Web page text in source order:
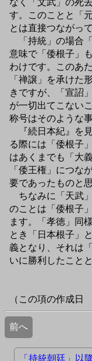
す。このことと「
とは直接つながっ
「持統」の場合
意味で「倭根子」
わけです。このあ
「禅譲」を承けた
きですが、「宣詔
が一切出てこない
称号はそのような
『続日本紀』を
る際には「倭根子
はあくまでも「大
「倭王権」につな
要であったものと
ちなみに「天武
のことは「倭根子
ます。「孝徳」同
とき「日本根子」
義となり、それは
いに勝利したこと
（この項の作成日
前へ
「持統朝廷」以